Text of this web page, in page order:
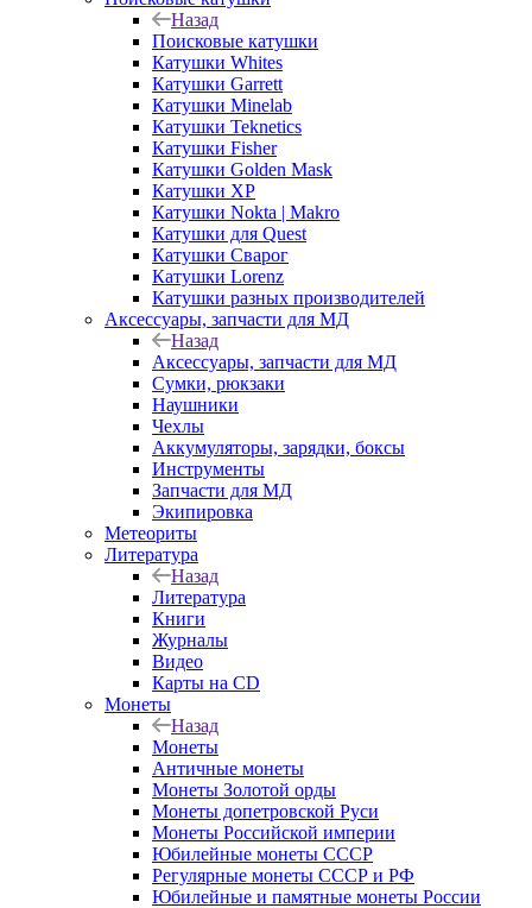
Назад
Поисковые катушки
Катушки Whites
Катушки Garrett
Катушки Minelab
Катушки Teknetics
Катушки Fisher
Катушки Golden Mask
Катушки XP
Катушки Nokta | Makro
Катушки для Quest
Катушки Сварог
Катушки Lorenz
Катушки разных производителей
Аксессуары, запчасти для МД
Назад
Аксессуары, запчасти для МД
Сумки, рюкзаки
Наушники
Чехлы
Аккумуляторы, зарядки, боксы
Инструменты
Запчасти для МД
Экипировка
Метеориты
Литература
Назад
Литература
Книги
Журналы
Видео
Карты на CD
Монеты
Назад
Монеты
Античные монеты
Монеты Золотой орды
Монеты допетровской Руси
Монеты Российской империи
Юбилейные монеты СССР
Регулярные монеты СССР и РФ
Юбилейные и памятные монеты России